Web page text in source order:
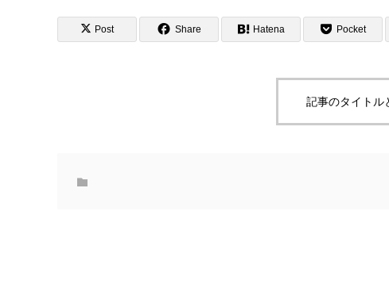
Post Share Hatena Pocket
記事のタイトル